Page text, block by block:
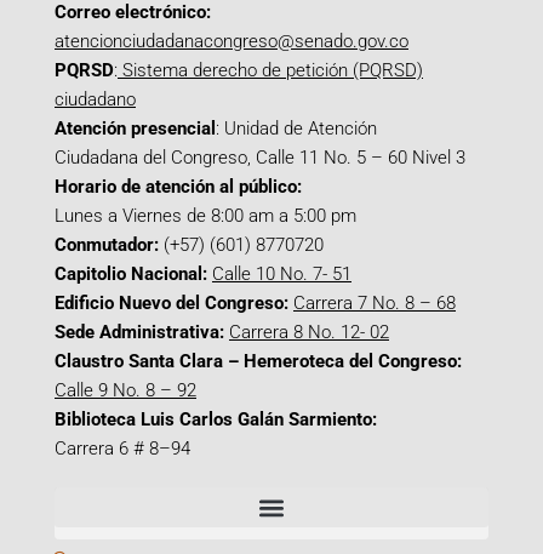
Correo electrónico:
atencionciudadanacongreso@senado.gov.co
PQRSD: Sistema derecho de petición (PQRSD)
ciudadano
Atención presencial : Unidad de Atención
Ciudadana del Congreso, Calle 11 No. 5 – 60 Nivel 3
Horario de atención al público:
Lunes a Viernes de 8:00 am a 5:00 pm
Conmutador: (+57) (601) 8770720
Capitolio Nacional: Calle 10 No. 7- 51
Edificio Nuevo del Congreso: Carrera 7 No. 8 – 68
Sede Administrativa: Carrera 8 No. 12- 02
Claustro Santa Clara – Hemeroteca del Congreso:
Calle 9 No. 8 – 92
Biblioteca Luis Carlos Galán Sarmiento:
Carrera 6 # 8–94